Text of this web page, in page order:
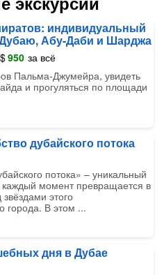
индивидуальный
Абу-Даби и Шарджа
$950 за всё
Пальма-Джумейра, увидеть
и прогуляться по площади
дубайского потока
потока» – уникальный
момент превращается в
этого
города. В этом ...
дня в Дубае